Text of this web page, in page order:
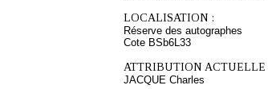
LOCALISATION :
Réserve des autographes
Cote BSb6L33
ATTRIBUTION ACTUELLE
JACQUE Charles